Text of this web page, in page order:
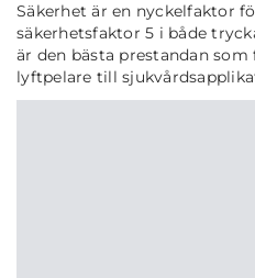
Säkerhet är en nyckelfaktor
säkerhetsfaktor 5 i både
är den bästa prestandan
lyftpelare till